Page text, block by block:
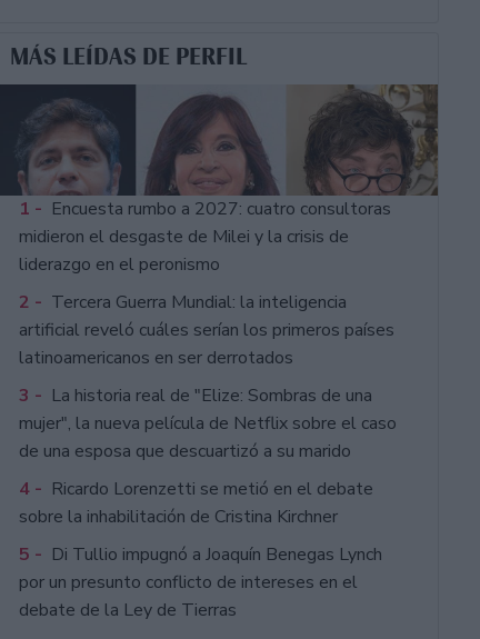
MÁS LEÍDAS DE PERFIL
1 - Encuesta rumbo a 2027: cuatro consultoras
midieron el desgaste de Milei y la crisis de
liderazgo en el peronismo
2 - Tercera Guerra Mundial: la inteligencia
artificial reveló cuáles serían los primeros países
latinoamericanos en ser derrotados
3 - La historia real de "Elize: Sombras de una
mujer", la nueva película de Netflix sobre el caso
de una esposa que descuartizó a su marido
4 - Ricardo Lorenzetti se metió en el debate
sobre la inhabilitación de Cristina Kirchner
5 - Di Tullio impugnó a Joaquín Benegas Lynch
por un presunto conflicto de intereses en el
debate de la Ley de Tierras